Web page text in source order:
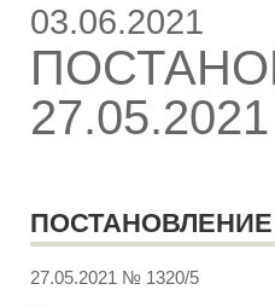
03.06.2021
27.05.2021
ПОСТАНОВЛЕНИЕ
27.05.2021 № 1320/5